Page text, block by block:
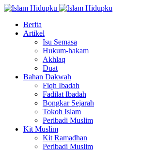
Berita
Artikel
Isu Semasa
Hukum-hakam
Akhlaq
Duat
Bahan Dakwah
Fiqh Ibadah
Fadilat Ibadah
Bongkar Sejarah
Tokoh Islam
Peribadi Muslim
Kit Muslim
Kit Ramadhan
Peribadi Muslim